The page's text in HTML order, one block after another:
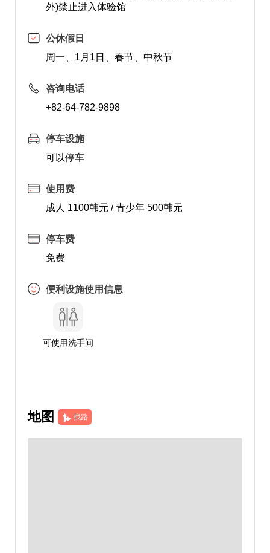
外)禁止进入体验馆
公休假日
周一、1月1日、春节、中秋节
咨询电话
+82-64-782-9898
停车设施
可以停车
使用费
成人 1100韩元 / 青少年 500韩元
停车费
免费
便利设施使用信息
可使用洗手间
地图 找路